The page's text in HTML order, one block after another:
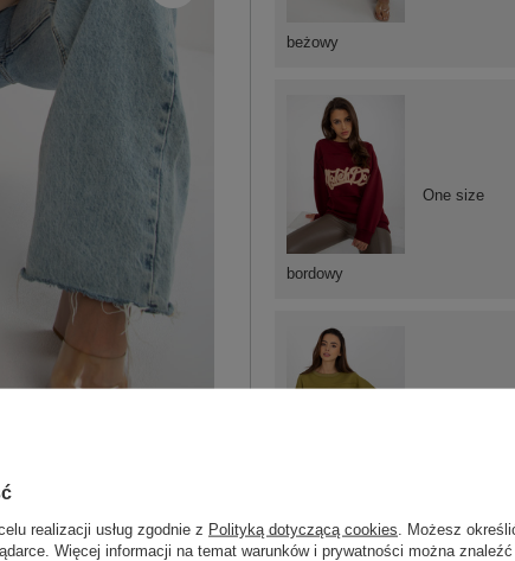
beżowy
bordowy
One size
realizacji usług zgodnie z Polityką dotyczącą cookies . Możesz
Więcej informacji na temat warunków i prywatności można